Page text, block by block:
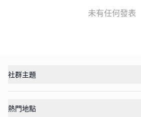
未有任何發表
社群主題
熱門地點